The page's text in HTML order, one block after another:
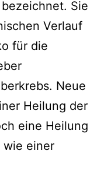
Sie
Verlauf
für die
Neue
Heilung der
eine Heilung
wie einer